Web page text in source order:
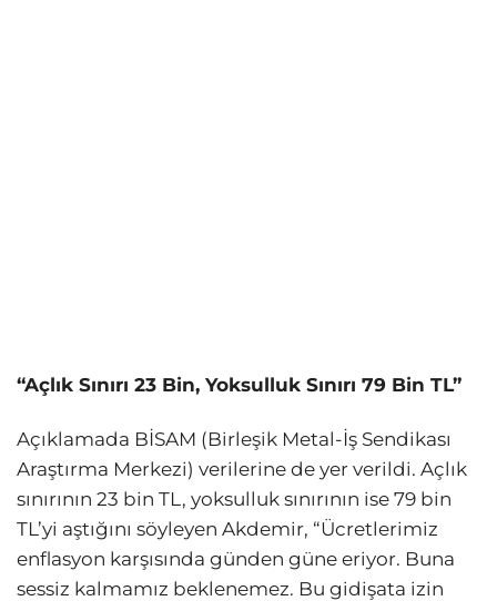
“Açlık Sınırı 23 Bin, Yoksulluk Sınırı 79 Bin TL”
Açıklamada BİSAM (Birleşik Metal-İş Sendikası
Araştırma Merkezi) verilerine de yer verildi. Açlık
sınırının 23 bin TL, yoksulluk sınırının ise 79 bin
TL’yi aştığını söyleyen Akdemir, “Ücretlerimiz
enflasyon karşısında günden güne eriyor. Buna
sessiz kalmamız beklenemez. Bu gidişata izin